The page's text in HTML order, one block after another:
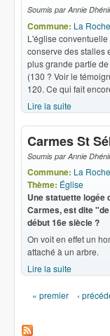
Soumis parAnnie
Commune: La
L'église
conserve des stalles
plus grande partie
(130 ? Voir le
120. Ce qui fait
Lire la suite
Carmes St
Soumis parAnnie
Commune: La
Thème: Église
Une statuette logée
Carmes, est dite
début 16e siècle ?
On voit en effet un
attaché à un arbre.
Lire la suite
Pages
« premier ‹